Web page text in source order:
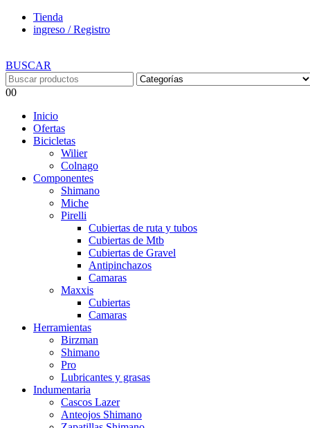
Tienda
ingreso / Registro
BUSCAR
00
Inicio
Ofertas
Bicicletas
Wilier
Colnago
Componentes
Shimano
Miche
Pirelli
Cubiertas de ruta y tubos
Cubiertas de Mtb
Cubiertas de Gravel
Antipinchazos
Camaras
Maxxis
Cubiertas
Camaras
Herramientas
Birzman
Shimano
Pro
Lubricantes y grasas
Indumentaria
Cascos Lazer
Anteojos Shimano